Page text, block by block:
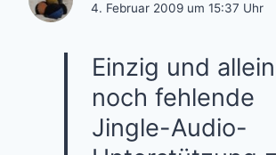
4. Februar 2009 um 15:37 Uhr
Einzig und
noch fehlende
Jingle-Audio-